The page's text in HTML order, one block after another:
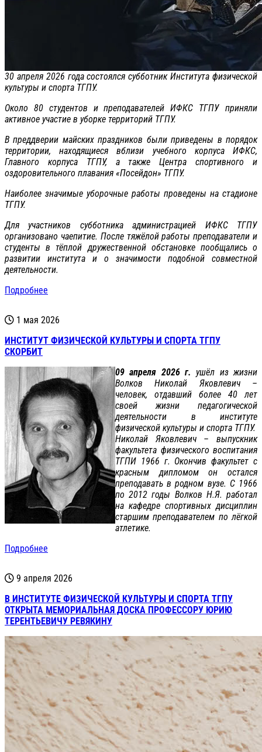
30 апреля 2026 года состоялся субботник Института физической
культуры и спорта ТГПУ.
Около 80 студентов и преподавателей ИФКС ТГПУ приняли
активное участие в уборке территорий ТГПУ.
В преддверии майских праздников были приведены в порядок
территории, находящиеся вблизи учебного корпуса ИФКС,
Главного корпуса ТГПУ, а также Центра спортивного и
оздоровительного плавания «Посейдон» ТГПУ.
Наиболее значимые уборочные работы проведены на стадионе
ТГПУ.
Для участников субботника администрацией ИФКС ТГПУ
организовано чаепитие. После тяжёлой работы преподаватели и
студенты в тёплой дружественной обстановке пообщались о
развитии института и о значимости подобной совместной
деятельности.
Подробнее
1 мая 2026
ИНСТИТУТ ФИЗИЧЕСКОЙ КУЛЬТУРЫ И СПОРТА ТГПУ
СКОРБИТ
09 апреля 2026 г. ушёл из жизни
Волков Николай Яковлевич –
человек, отдавший более 40 лет
своей жизни педагогической
деятельности в институте
физической культуры и спорта ТГПУ.
Николай Яковлевич – выпускник
факультета физического воспитания
ТГПИ 1966 г. Окончив факультет с
красным дипломом он остался
преподавать в родном вузе. С 1966
по 2012 годы Волков Н.Я. работал
на кафедре спортивных дисциплин
старшим преподавателем по лёгкой
атлетике.
Подробнее
9 апреля 2026
В ИНСТИТУТЕ ФИЗИЧЕСКОЙ КУЛЬТУРЫ И СПОРТА ТГПУ
ОТКРЫТА МЕМОРИАЛЬНАЯ ДОСКА ПРОФЕССОРУ ЮРИЮ
ТЕРЕНТЬЕВИЧУ РЕВЯКИНУ